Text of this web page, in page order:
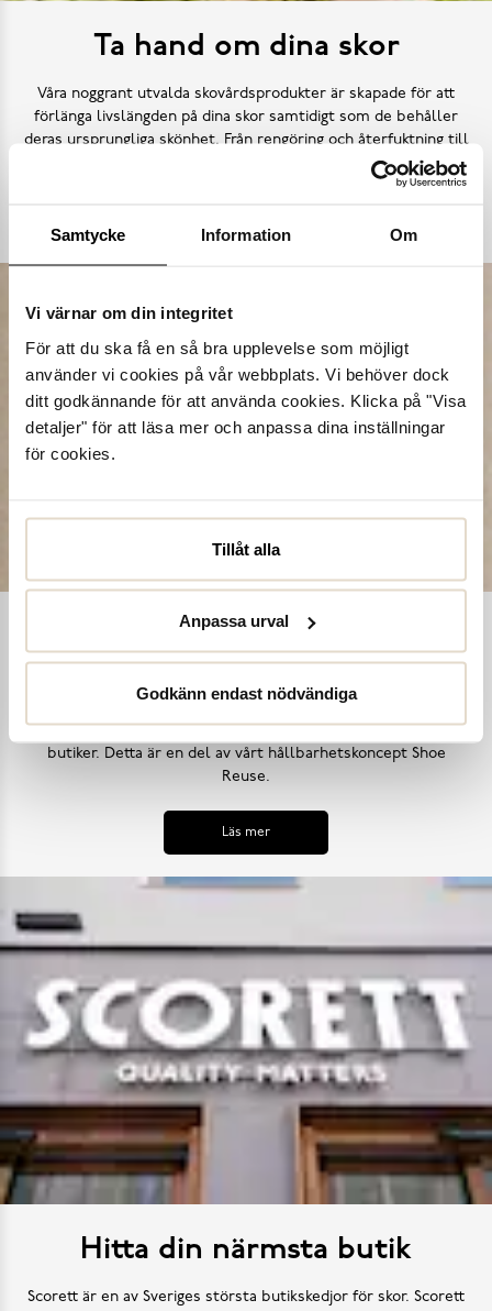
Samtycke Information Om
Vi värnar om din integritet
För att du ska få en så bra upplevelse som möjligt
använder vi cookies på vår webbplats. Vi behöver dock
ditt godkännande för att använda cookies. Klicka på "Visa
detaljer" för att läsa mer och anpassa dina inställningar
för cookies.
Tillåt alla
Anpassa urval
Godkänn endast nödvändiga
Ta hand om dina skor
Våra noggrant utvalda skovårdsprodukter är skapade för att
förlänga livslängden på dina skor samtidigt som de behåller
deras ursprungliga skönhet. Från rengöring och återfuktning till
skydd mot väder och slitage – vi har allt kan tänkas behöva.
Shoe Reuse
Utifrån målet att inga skor ska bli till avfall i ett för tidigt
skede, samt uppmana till ett mer hållbart synsätt på skors
användning, har vi introducerat skoinlämningsboxar i alla våra
butiker. Detta är en del av vårt hållbarhetskoncept Shoe
Reuse.
Läs mer
Hitta din närmsta butik
Scorett är en av Sveriges största butikskedjor för skor. Scorett